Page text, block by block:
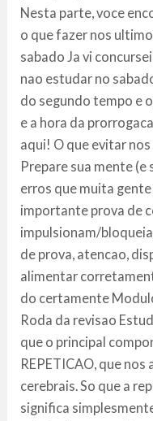
Nesta parte, voce
o que fazer nos
sabado Ja vi
nao estudar no
do segundo tempo e
e a hora da
aqui! O que evitar
Prepare sua mente
erros que muita
importante prova de
impulsionam/
de prova, atencao,
alimentar
do certamente
Roda da revisao
que o principal
REPETICAO, que
cerebrais. So que a
significa